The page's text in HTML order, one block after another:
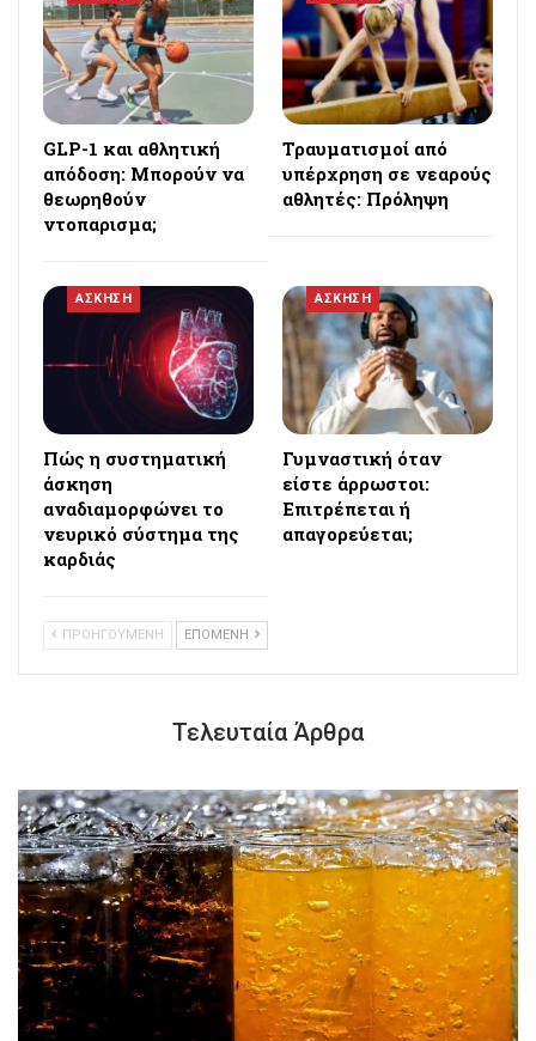
GLP-1 και αθλητική
απόδοση: Μπορούν να
θεωρηθούν
ντοπαρισμα;
Τραυματισμοί από
υπέρχρηση σε νεαρούς
αθλητές: Πρόληψη
ΑΣΚΗΣΗ
Πώς η συστηματική
άσκηση
αναδιαμορφώνει το
νευρικό σύστημα της
καρδιάς
ΑΣΚΗΣΗ
Γυμναστική όταν
είστε άρρωστοι:
Επιτρέπεται ή
απαγορεύεται;
ΠΡΟΗΓΟΥΜΕΝΗ ΕΠΟΜΕΝΗ
Τελευταία Άρθρα